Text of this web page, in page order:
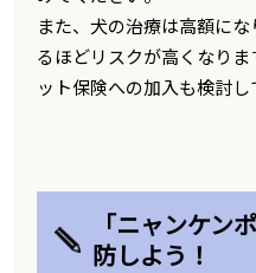
また、犬の治療は高額に
るほどリスクが高くなり
ット保険への加入も検討し
「ニャンケン
防しよう！